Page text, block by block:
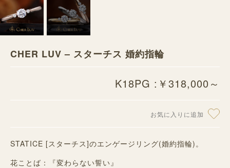
CHER LUV – スターチス 婚約指輪
K18PG :￥318,000～
お気に入りに追加
STATICE [スターチス]のエンゲージリング(婚約指輪)。
花ことば：『変わらない誓い』